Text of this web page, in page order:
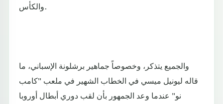
والكأس.
والجميع يتذكر، وخصوصاً جماهير برشلونة الإسباني، ما
قاله ليونيل ميسي في الخطاب الشهير في ملعب "كامب
نو" عندما وعد الجمهور بأن لقب دوري أبطال أوروبا